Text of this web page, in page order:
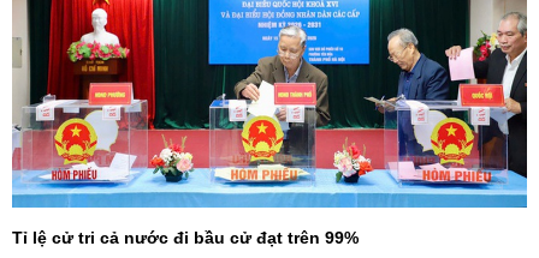
Tỉ lệ cử tri cả nước đi bầu cử đạt trên 99%